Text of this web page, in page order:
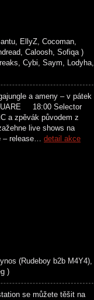
EllyZ, Cocoman,
Caloosh, Sofiqa )
Cybi, Saym, Lodyha,
a ameny – v pátek
18:00 Selector
zpěvák původem z
live shows na
release… detail akce
(Rudeboy b2b M4Y4),
)
se můžete těšit na